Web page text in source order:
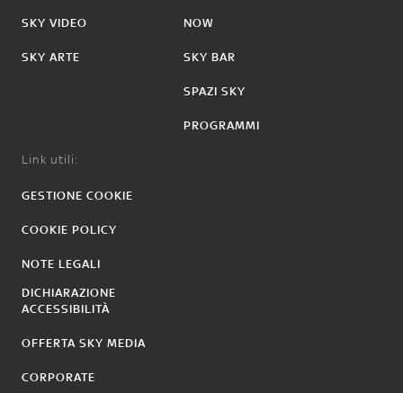
SKY VIDEO
SKY ARTE
NOW
SKY BAR
SPAZI SKY
PROGRAMMI
Link utili:
GESTIONE COOKIE
COOKIE POLICY
NOTE LEGALI
DICHIARAZIONE
ACCESSIBILITÀ
OFFERTA SKY MEDIA
CORPORATE